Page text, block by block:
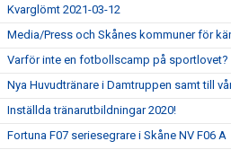
Kvarglömt 2021-03-12
Media/Press och Skånes kommuner för
Varför inte en fotbollscamp på sportlovet?
Nya Huvudtränare i Damtruppen samt till
Inställda tränarutbildningar 2020!
Fortuna F07 seriesegrare i Skåne NV F06 A